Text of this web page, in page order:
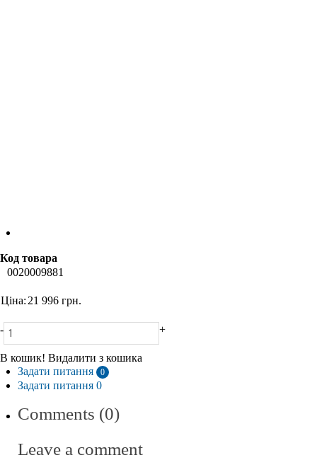
Код товара
0020009881
Ціна: 21 996 грн.
- +
В кошик! Видалити з кошика
Задати питання
0
Задати питання 0
Comments (0)
Leave a comment